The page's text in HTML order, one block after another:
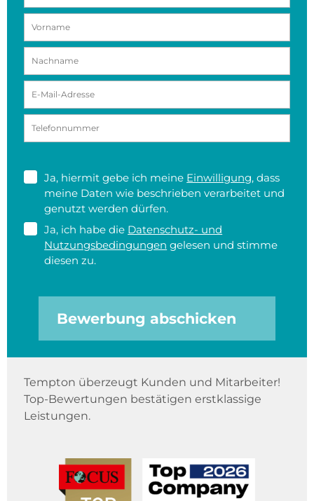
Ja, hiermit gebe ich meine Einwilligung, dass
meine Daten wie beschrieben verarbeitet und
genutzt werden dürfen.
Ja, ich habe die Datenschutz- und
Nutzungsbedingungen gelesen und stimme
diesen zu.
Bewerbung abschicken
Tempton überzeugt Kunden und Mitarbeiter!
Top-Bewertungen bestätigen erstklassige
Leistungen.